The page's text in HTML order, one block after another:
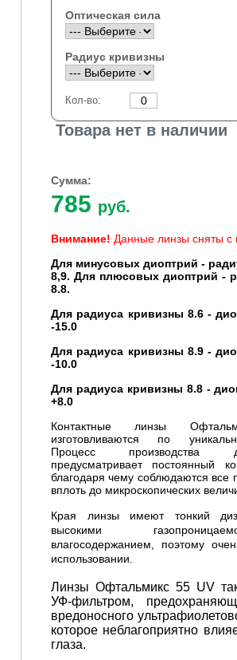
Оптическая сила
Радиус кривизны
Кол-во:
Товара нет в наличии
Сумма:
785 руб.
Внимание! Данные линзы сняты с
Для минусовых диоптрий -
8,9. Для плюсовых диоптрий -
8.8.
Для радиуса кривизны 8.6 -
-15.0
Для радиуса кривизны 8.9 -
-10.0
Для радиуса кривизны 8.8 -
+8.0
Контактные линзы
изготовливаются по
Процесс производства
предусматривает постоянный
благодаря чему соблюдаются все
вплоть до микроскопических
Края линзы имеют тонкий
высокими
влагосодержанием, поэтому
использовании.
Линзы Офтальмикс 55 UV
УФ-фильтром,
вредоносного
которое неблагоприятно
глаза.